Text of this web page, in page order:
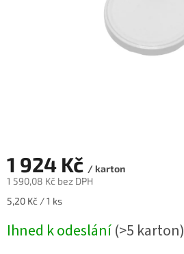
1 924 Kč / karton
1 590,08 Kč bez DPH
Měrná
5,20 Kč / 1 ks
Ihned k odeslání(>5 karton)